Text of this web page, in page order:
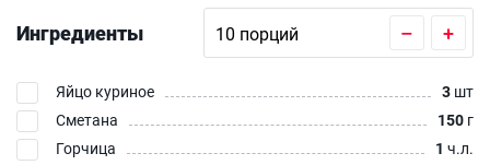
Ингредиенты – +
Яйцо куриное 3 шт
Сметана
150 г
Горчица
1 ч.л.